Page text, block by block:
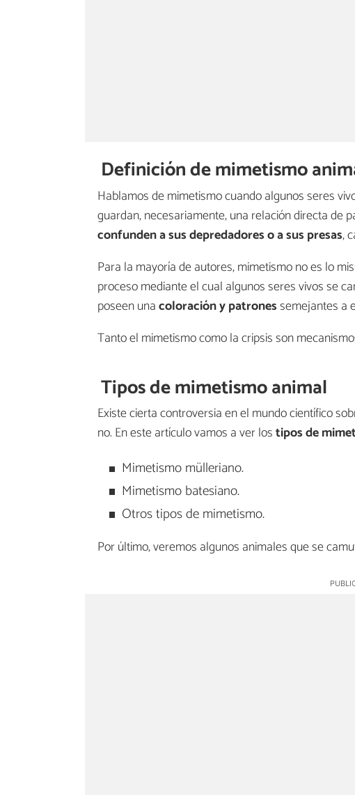
Definición de mimetismo
Hablamos de mimetismo cuando algunos seres
guardan, necesariamente, una relación directa de
confunden a sus depredadores o a sus presas,
Para la mayoría de autores, mimetismo no es lo
proceso mediante el cual algunos seres vivos se
poseen unacoloración y patronessemejantes a
Tanto el mimetismo como la cripsis son
Tipos de mimetismo animal
Existe cierta controversia en el mundo científico
no. En este artículo vamos a ver lostipos de
Mimetismo mülleriano.
Mimetismo batesiano.
Otros tipos de mimetismo.
Por último, veremos algunos animales que se